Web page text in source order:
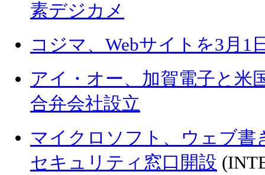
素デジカメ
コジマ、Webサイトを3月1
アイ・オー、加賀電子と米
合弁会社設立
マイクロソフト、ウェブ書
セキュリティ窓口開設